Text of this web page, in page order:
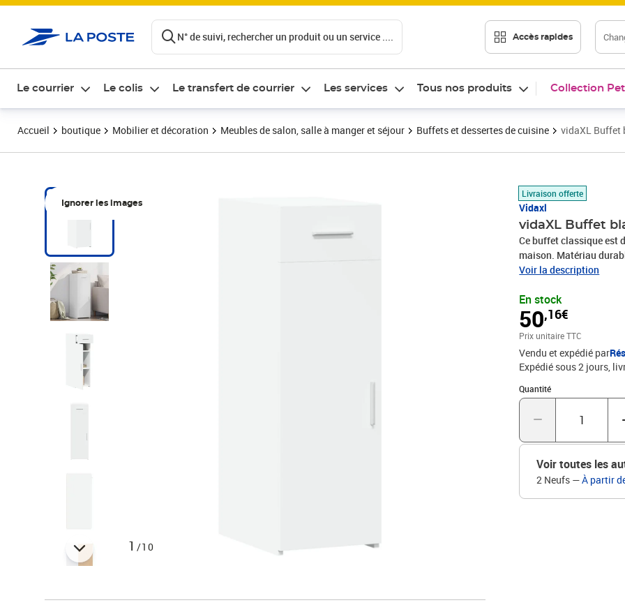
N° de suivi, rechercher un produit ou un service .... Accès rapides
Le courrier Le colis Le transfert de courrier Les services Tous nos produits Collection
Accueil boutique Mobilier et décoration Meubles de salon, salle à manger et séjour Buffets et dessertes de cuisine vidaXL Buffet
Ignorer les images
1 /10
Livraison offerte
Vidaxl
vidaXL Buffet
Ce buffet classique est
maison. Matériau durable : le bois d'ingénierie est d'une qualité exceptionnelle avec
une surface lisse et se
grand espace de
bien organisés et
nettoyer à l'aide d'un
gardez votre espace
porte de l'armoire de
être utilisé avec le
d'ingénierieDimensions
Documents:Vous
de basculer
Voir la description
En stock
50,16€
Prix 50,16€
Prix unitaire TTC
Vendu et expédié par
Expédié sous 2 jours
Quantité
Quantité : 1
Voir toutes les
2 Neufs —À partir